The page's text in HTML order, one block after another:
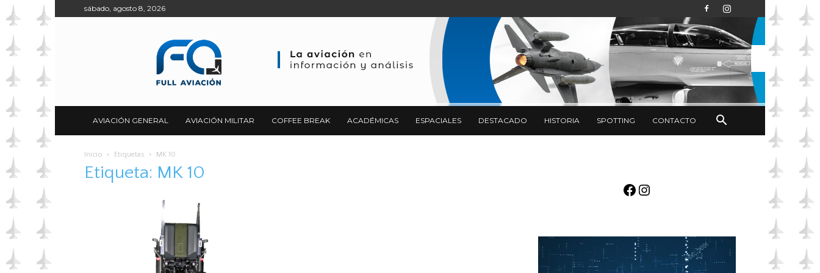
sábado, agosto 8, 2026
AVIACIÓN GENERAL AVIACIÓN MILITAR COFFEE BREAK ACADÉMICAS ESPACIALES DESTACADO HISTORIA SPOTTING CONTACTO
Inicio Etiquetas MK 10
Etiqueta: MK 10
Facebook
Instagram